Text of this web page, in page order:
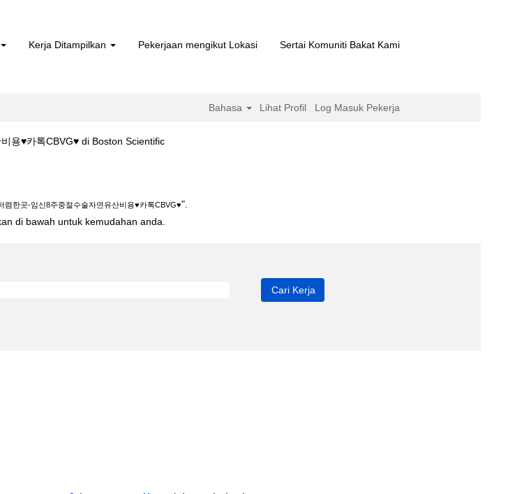
Kerja Ditampilkan Pekerjaan mengikut Lokasi Sertai Komuniti Bakat Kami
Bahasa Lihat Profil Log Masuk Pekerja
용♥카톡CBVG♥ di Boston Scientific(halaman
렴한곳-임신8주중절수술자연유산비용♥카톡CBVG♥".
di bawah untuk kemudahan anda.